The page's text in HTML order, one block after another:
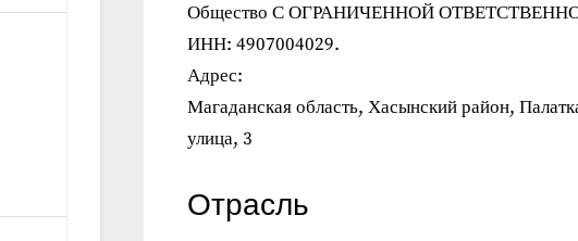
Общество С ОГРАНИЧЕННОЙ
ИНН: 4907004029.
Адрес:
Магаданская область, Хасынский район,
улица, 3
Отрасль